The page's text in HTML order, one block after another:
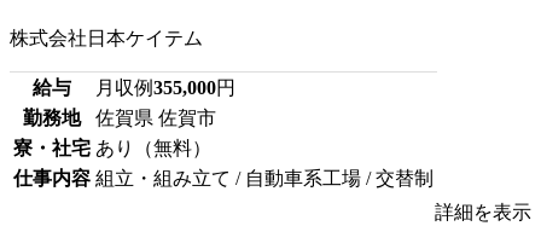
株式会社日本ケイテム
給与 月収例355,000円
勤務地
佐賀県 佐賀市
寮・社宅 あり（無料）
仕事内容 組立・組み立て / 自動車系工場 / 交替制
詳細を表示